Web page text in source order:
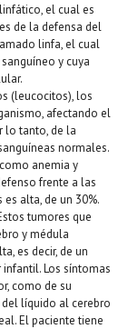
el cual es
de la defensa del
linfa, el cual
y cuya
(leucocitos), los
afectando el
lo tanto, de la
normales.
anemia y
frente a las
alta, de un 30%.
tumores que
y médula
es decir, de un
infantil. Los síntomas
como de su
líquido al cerebro
El paciente tiene